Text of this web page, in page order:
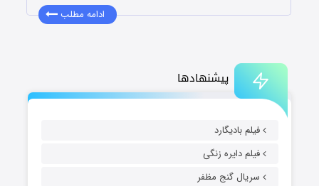
پیشنهادها
فیلم بادیگارد
فیلم دایره زنگی
سریال گنج مظفر
ادامه مطلب